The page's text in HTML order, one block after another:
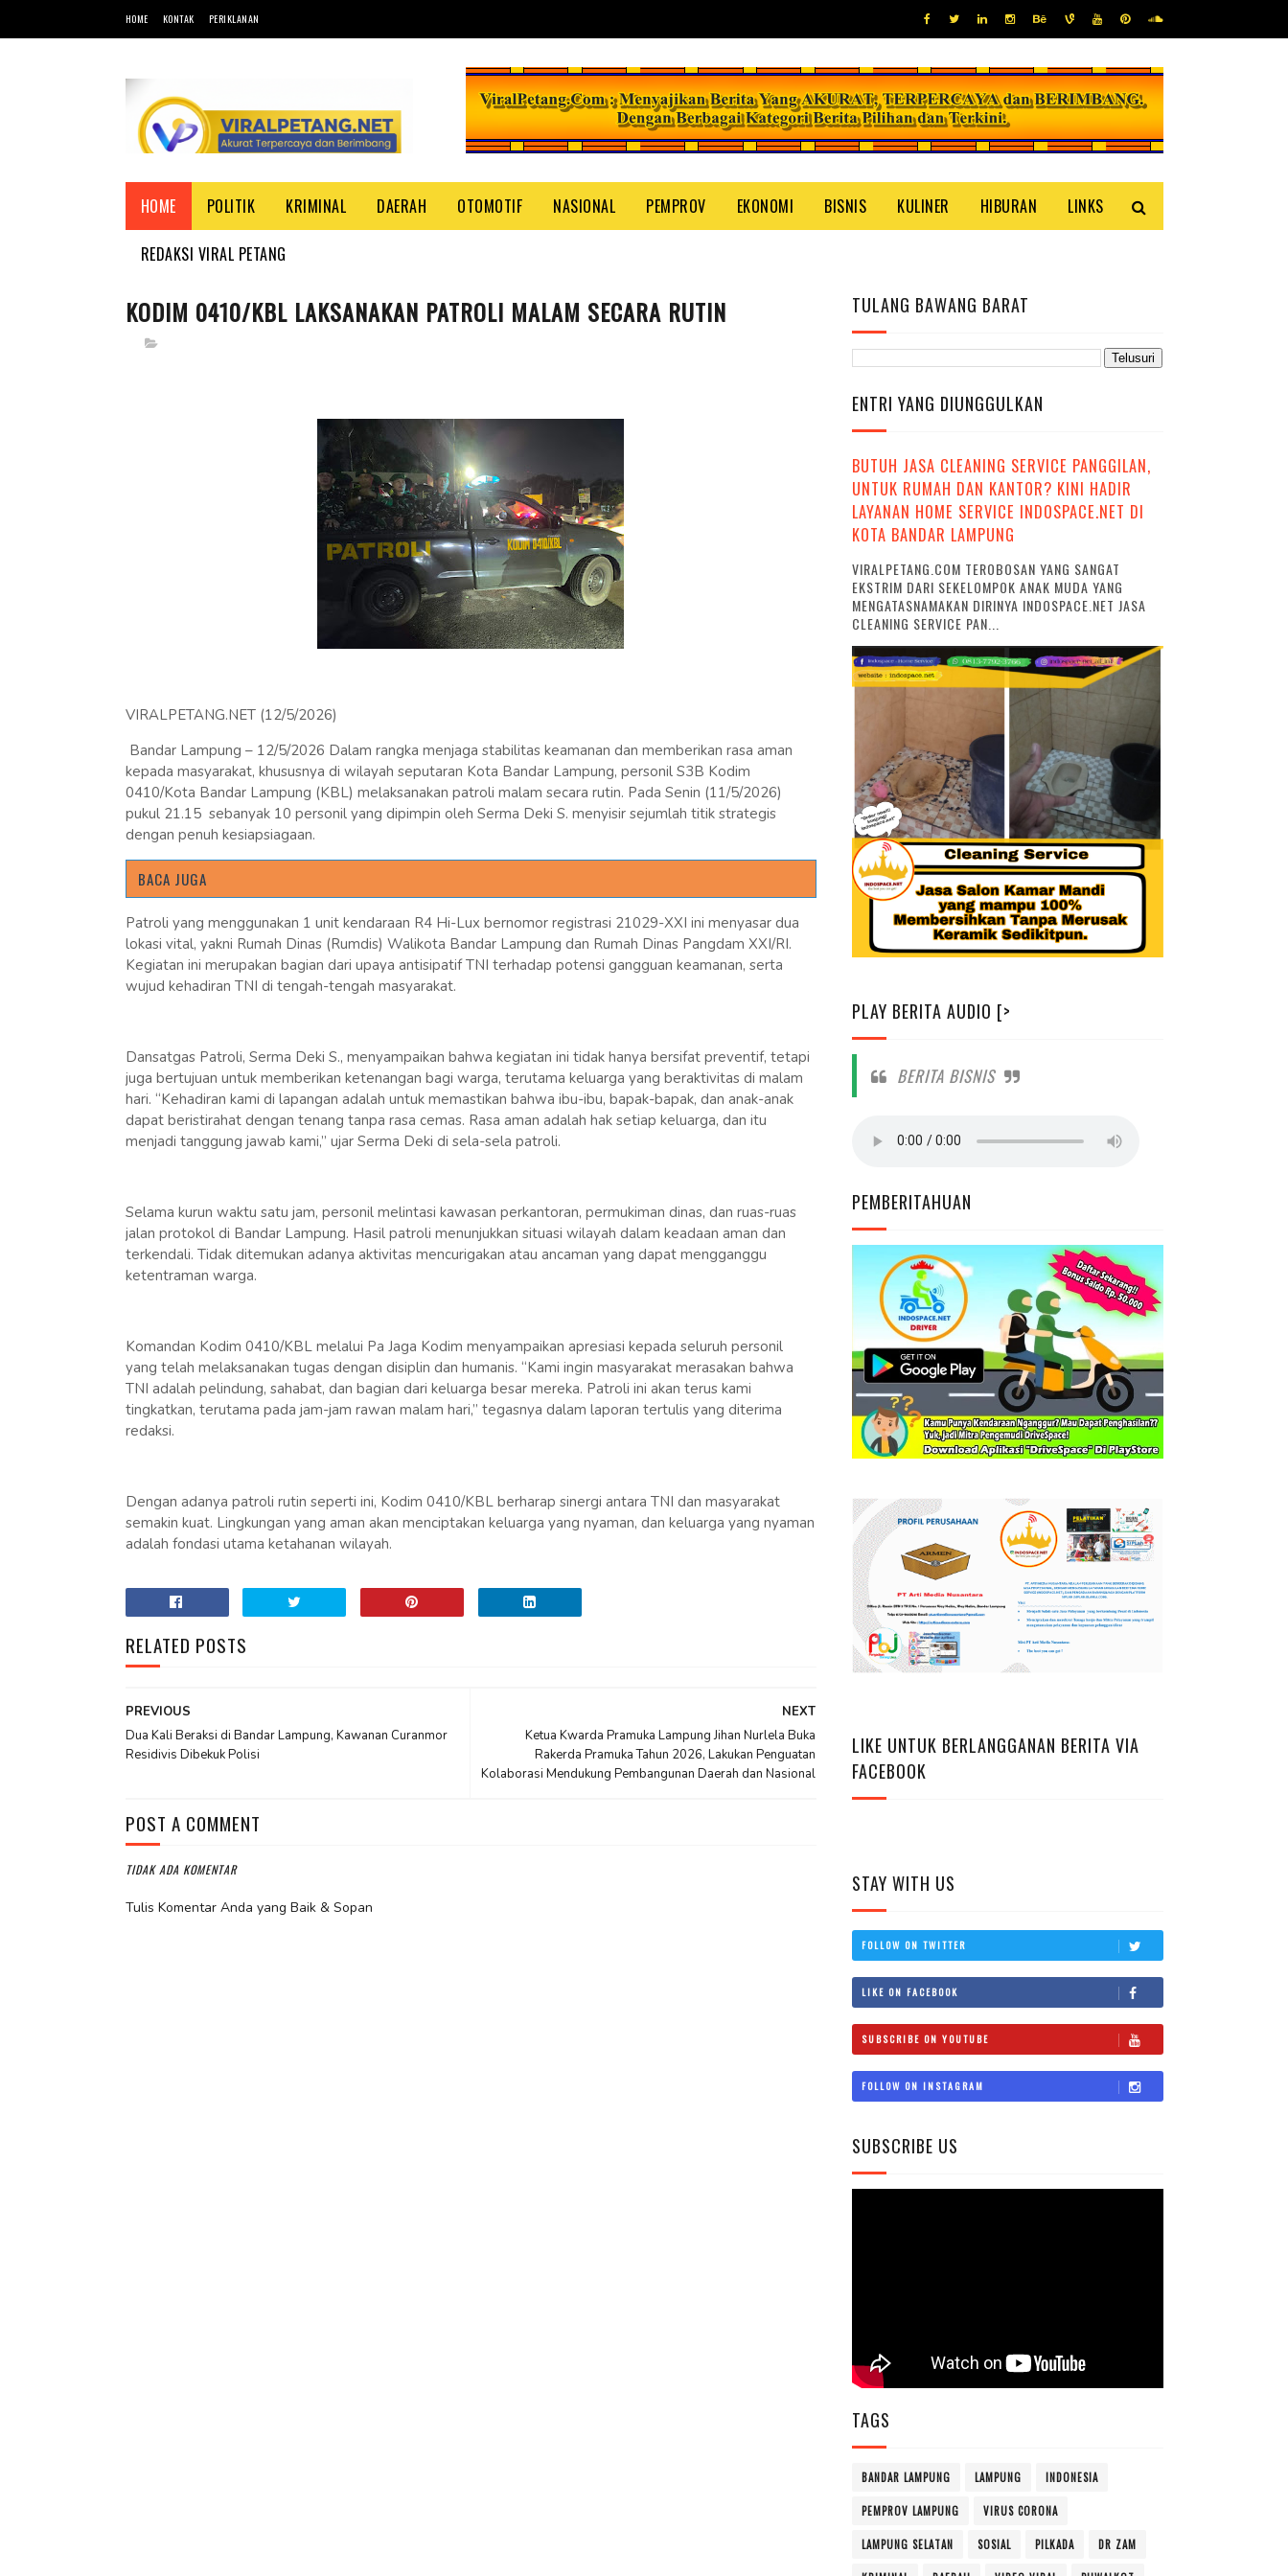
HOME KONTAK PERIKLANAN
HOME POLITIK KRIMINAL DAERAH OTOMOTIF NASIONAL PEMPROV EKONOMI BISNIS KULINER HIBURAN LINKS
REDAKSI VIRAL PETANG
KODIM 0410/KBL LAKSANAKAN PATROLI MALAM SECARA RUTIN
VIRALPETANG.NET (12/5/2026)
Bandar Lampung – 12/5/2026 Dalam rangka menjaga stabilitas keamanan dan memberikan rasa aman
kepada masyarakat, khususnya di wilayah seputaran Kota Bandar Lampung, personil S3B Kodim
0410/Kota Bandar Lampung (KBL) melaksanakan patroli malam secara rutin. Pada Senin (11/5/2026)
pukul 21.15 sebanyak 10 personil yang dipimpin oleh Serma Deki S. menyisir sejumlah titik strategis
dengan penuh kesiapsiagaan.
BACA JUGA
Patroli yang menggunakan 1 unit kendaraan R4 Hi-Lux bernomor registrasi 21029-XXI ini menyasar dua
lokasi vital, yakni Rumah Dinas (Rumdis) Walikota Bandar Lampung dan Rumah Dinas Pangdam XXI/RI.
Kegiatan ini merupakan bagian dari upaya antisipatif TNI terhadap potensi gangguan keamanan, serta
wujud kehadiran TNI di tengah-tengah masyarakat.
Dansatgas Patroli, Serma Deki S., menyampaikan bahwa kegiatan ini tidak hanya bersifat preventif, tetapi
juga bertujuan untuk memberikan ketenangan bagi warga, terutama keluarga yang beraktivitas di malam
hari. “Kehadiran kami di lapangan adalah untuk memastikan bahwa ibu-ibu, bapak-bapak, dan anak-anak
dapat beristirahat dengan tenang tanpa rasa cemas. Rasa aman adalah hak setiap keluarga, dan itu
menjadi tanggung jawab kami,” ujar Serma Deki di sela-sela patroli.
Selama kurun waktu satu jam, personil melintasi kawasan perkantoran, permukiman dinas, dan ruas-ruas
jalan protokol di Bandar Lampung. Hasil patroli menunjukkan situasi wilayah dalam keadaan aman dan
terkendali. Tidak ditemukan adanya aktivitas mencurigakan atau ancaman yang dapat mengganggu
ketentraman warga.
Komandan Kodim 0410/KBL melalui Pa Jaga Kodim menyampaikan apresiasi kepada seluruh personil
yang telah melaksanakan tugas dengan disiplin dan humanis. “Kami ingin masyarakat merasakan bahwa
TNI adalah pelindung, sahabat, dan bagian dari keluarga besar mereka. Patroli ini akan terus kami
tingkatkan, terutama pada jam-jam rawan malam hari,” tegasnya dalam laporan tertulis yang diterima
redaksi.
Dengan adanya patroli rutin seperti ini, Kodim 0410/KBL berharap sinergi antara TNI dan masyarakat
semakin kuat. Lingkungan yang aman akan menciptakan keluarga yang nyaman, dan keluarga yang nyaman
adalah fondasi utama ketahanan wilayah.
RELATED POSTS
NEXT
Ketua Kwarda Pramuka Lampung Jihan Nurlela Buka
Rakerda Pramuka Tahun 2026, Lakukan Penguatan
Kolaborasi Mendukung Pembangunan Daerah dan Nasional
PREVIOUS
Dua Kali Beraksi di Bandar Lampung, Kawanan Curanmor
Residivis Dibekuk Polisi
POST A COMMENT
TIDAK ADA KOMENTAR
Tulis Komentar Anda yang Baik & Sopan
TULANG BAWANG BARAT
ENTRI YANG DIUNGGULKAN
BUTUH JASA CLEANING SERVICE PANGGILAN,
UNTUK RUMAH DAN KANTOR? KINI HADIR
LAYANAN HOME SERVICE INDOSPACE.NET DI
KOTA BANDAR LAMPUNG
VIRALPETANG.COM TEROBOSAN YANG SANGAT
EKSTRIM DARI SEKELOMPOK ANAK MUDA YANG
MENGATASNAMAKAN DIRINYA INDOSPACE.NET JASA
CLEANING SERVICE PAN...
PLAY BERITA AUDIO [>
BERITA BISNIS
PEMBERITAHUAN
LIKE UNTUK BERLANGGANAN BERITA VIA
FACEBOOK
STAY WITH US
FOLLOW ON TWITTER
LIKE ON FACEBOOK
SUBSCRIBE ON YOUTUBE
FOLLOW ON INSTAGRAM
SUBSCRIBE US
TAGS
BANDAR LAMPUNG LAMPUNG INDONESIA
PEMPROV LAMPUNG VIRUS CORONA
LAMPUNG SELATAN SOSIAL PILKADA DR ZAM